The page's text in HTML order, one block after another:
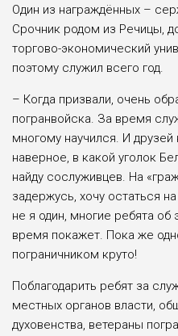
Один из награждённых –
Срочник родом из Речицы,
торгово-экономический
поэтому служил всего год.
– Когда призвали, очень
погранвойска. За время
многому научился. И
наверное, в какой уголок
найду сослуживцев. На
задержусь, хочу остаться
не я один, многие ребята
время покажет. Пока же
пограничником круто!
Поблагодарить ребят за
местных органов власти,
духовенства, ветераны